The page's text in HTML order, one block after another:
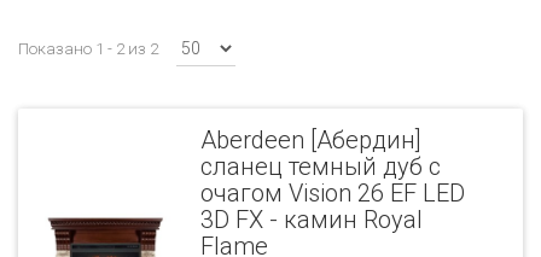
Показано 1 - 2 из 2
Aberdeen [Абердин]
сланец темный дуб с
очагом Vision 26 EF LED
3D FX - камин Royal
Flame